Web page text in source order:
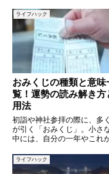
もいるかもしれませんが、
まざまな記念日や歴史的出
重なっている日なのです。
何気なく過ぎてしまう一日
ライフハック
おみくじの種類と意味
覧！運勢の読み解き方
用法
初詣や神社参拝の際に、多
が引く「おみくじ」。小さ
中には、自分の一年やこれ
深く根付いた風習のひとつ
しかし「大吉」「吉」「凶
ライフハック